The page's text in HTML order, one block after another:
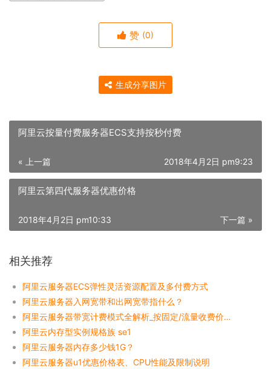
赞 (0)
生成分享图片
阿里云按量付费服务器ECS支持按秒付费
« 上一篇 2018年4月2日 pm9:23
阿里云第四代服务器优惠价格
下一篇 »
2018年4月2日 pm10:33
相关推荐
阿里云服务器ECS弹性灵活资源配置及多付费方式
阿里云服务器入网宽带和出网宽带指什么？
阿里云服务器带宽计费模式全解析_按固定/流量收费价格表
阿里云内存型实例规格族 se1
阿里云服务器内存多少钱1G？
阿里云服务器u1优惠价格表、CPU性能及限制说明